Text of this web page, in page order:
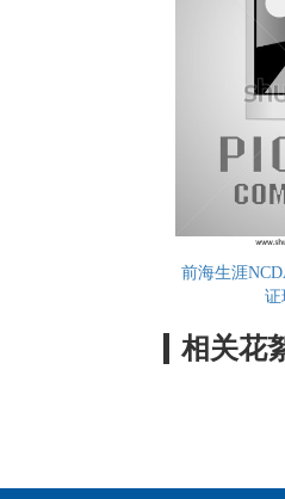
前海生涯
证
相关花